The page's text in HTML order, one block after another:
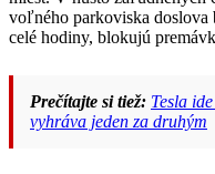
voľného parkoviska
celé hodiny, blokujú
Prečítajte si tiež: Tesla
vyhráva jeden za druhým